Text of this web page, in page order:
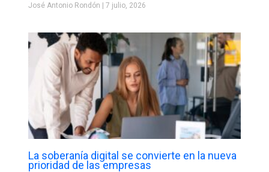
José Antonio Rondón 7 julio, 2026
La soberanía digital se convierte en la nueva
prioridad de las empresas